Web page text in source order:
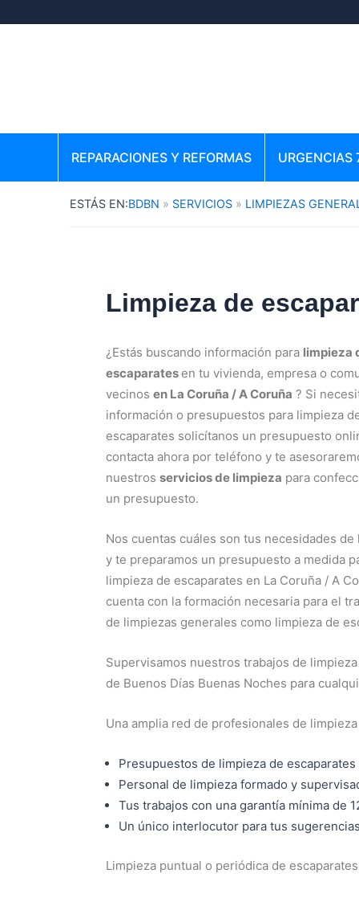
REPARACIONES Y REFORMAS
BDBN SERVICIOS LIMPIEZAS
Limpieza de
¿Estás buscando información para limpieza
escaparates en tu vivienda, empresa o
vecinos en La Coruña / A Coruña ? Si
información o presupuestos para limpieza
escaparates solicítanos un presupuesto
contacta ahora por teléfono y te
nuestros servicios de limpieza para
un presupuesto.
Nos cuentas cuáles son tus necesidades de
y te preparamos un presupuesto a medida
limpieza de escaparates en La Coruña / A
cuenta con la formación necesaria para el
de limpiezas generales como limpieza de
Supervisamos nuestros trabajos de
de Buenos Días Buenas Noches para
Una amplia red de profesionales de
Presupuestos de limpieza de
Personal de limpieza formado y
Tus trabajos con una garantía mínima de
Un único interlocutor para tus
Limpieza puntual o periódica de